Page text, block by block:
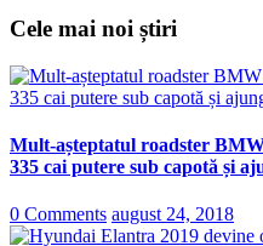
Cele mai noi știri
Mult-așteptatul roadster
335 cai putere sub capotă și
0 Comments august 24, 2018